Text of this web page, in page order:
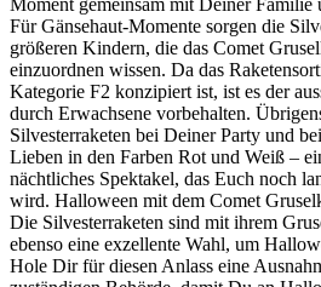
Moment gemeinsam mit Deiner Familie
Für Gänsehaut-Momente sorgen die
größeren Kindern, die das Comet
einzuordnen wissen. Da das
Kategorie F2 konzipiert ist, ist es der
durch Erwachsene vorbehalten.
Silvesterraketen bei Deiner Party und
Lieben in den Farben Rot und Weiß –
nächtliches Spektakel, das Euch noch
wird. Halloween mit dem Comet
Die Silvesterraketen sind mit ihrem
ebenso eine exzellente Wahl, um
Hole Dir für diesen Anlass eine